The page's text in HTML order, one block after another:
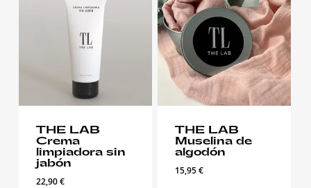
THE LAB
Crema
limpiadora sin
jabón
22,90€
THE LAB
Muselina de
algodón
15,95€